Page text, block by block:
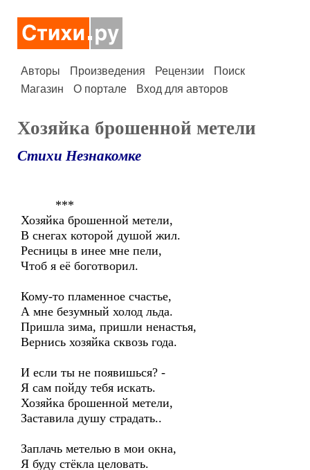
Авторы Произведения Рецензии
Поиск
Магазин
О портале Вход для авторов
Хозяйка брошенной метели
Стихи Незнакомке
***
Хозяйка брошенной метели,
В снегах которой душой жил.
Ресницы в инее мне пели,
Чтоб я её боготворил.
Кому-то пламенное счастье,
А мне безумный холод льда.
Пришла зима, пришли ненастья,
Вернись хозяйка сквозь года.
И если ты не появишься? -
Я сам пойду тебя искать.
Хозяйка брошенной метели,
Заставила душу страдать..
Заплачь метелью в мои окна,
Я буду стёкла целовать.